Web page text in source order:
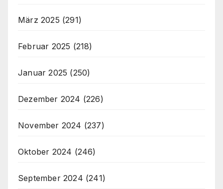
März 2025 (291)
Februar 2025 (218)
Januar 2025 (250)
Dezember 2024 (226)
November 2024 (237)
Oktober 2024 (246)
September 2024 (241)